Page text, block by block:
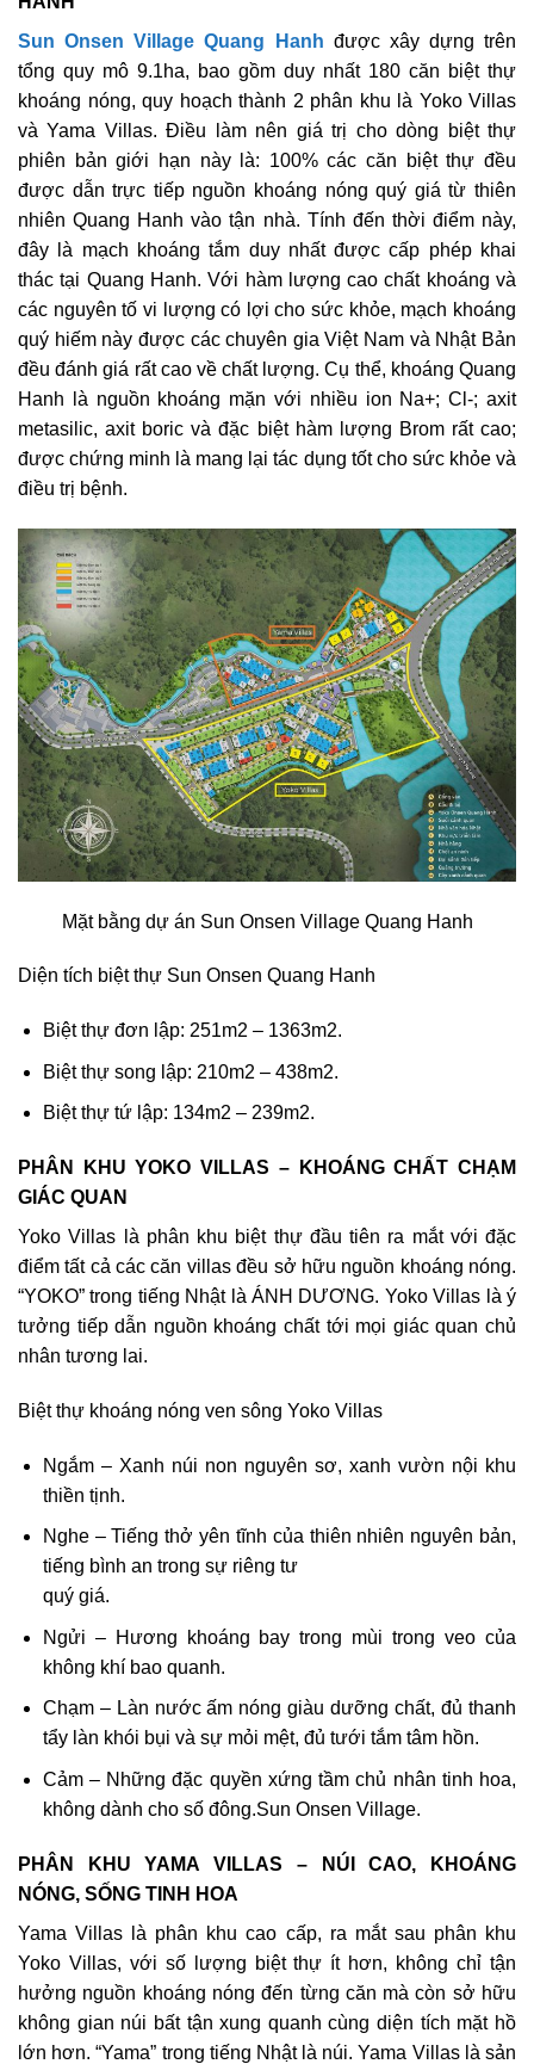
Sun Onsen Village Quang Hanh được xây dựng trên
tổng quy mô 9.1ha, bao gồm duy nhất 180 căn biệt thự
khoáng nóng, quy hoạch thành 2 phân khu là Yoko Villas
và Yama Villas. Điều làm nên giá trị cho dòng biệt thự
phiên bản giới hạn này là: 100% các căn biệt thự đều
được dẫn trực tiếp nguồn khoáng nóng quý giá từ thiên
nhiên Quang Hanh vào tận nhà. Tính đến thời điểm này,
đây là mạch khoáng tắm duy nhất được cấp phép khai
thác tại Quang Hanh. Với hàm lượng cao chất khoáng và
các nguyên tố vi lượng có lợi cho sức khỏe, mạch khoáng
quý hiếm này được các chuyên gia Việt Nam và Nhật Bản
đều đánh giá rất cao về chất lượng. Cụ thể, khoáng Quang
Hanh là nguồn khoáng mặn với nhiều ion Na+; Cl-; axit
metasilic, axit boric và đặc biệt hàm lượng Brom rất cao;
được chứng minh là mang lại tác dụng tốt cho sức khỏe và
điều trị bệnh.
Mặt bằng dự án Sun Onsen Village Quang Hanh
Diện tích biệt thự Sun Onsen Quang Hanh
Biệt thự đơn lập: 251m2 – 1363m2.
Biệt thự song lập: 210m2 – 438m2.
Biệt thự tứ lập: 134m2 – 239m2.
PHÂN KHU YOKO VILLAS – KHOÁNG CHẤT CHẠM
GIÁC QUAN
Yoko Villas là phân khu biệt thự đầu tiên ra mắt với đặc
điểm tất cả các căn villas đều sở hữu nguồn khoáng nóng.
“YOKO” trong tiếng Nhật là ÁNH DƯƠNG. Yoko Villas là ý
tưởng tiếp dẫn nguồn khoáng chất tới mọi giác quan chủ
nhân tương lai.
Biệt thự khoáng nóng ven sông Yoko Villas
Ngắm – Xanh núi non nguyên sơ, xanh vườn nội khu
thiền tịnh.
Nghe – Tiếng thở yên tĩnh của thiên nhiên nguyên bản,
tiếng bình an trong sự riêng tư
quý giá.
Ngửi – Hương khoáng bay trong mùi trong veo của
không khí bao quanh.
Chạm – Làn nước ấm nóng giàu dưỡng chất, đủ thanh
tẩy làn khói bụi và sự mỏi mệt, đủ tưới tắm tâm hồn.
Cảm – Những đặc quyền xứng tầm chủ nhân tinh hoa,
không dành cho số đông.Sun Onsen Village.
PHÂN KHU YAMA VILLAS – NÚI CAO, KHOÁNG
NÓNG, SỐNG TINH HOA
Yama Villas là phân khu cao cấp, ra mắt sau phân khu
Yoko Villas, với số lượng biệt thự ít hơn, không chỉ tận
hưởng nguồn khoáng nóng đến từng căn mà còn sở hữu
không gian núi bất tận xung quanh cùng diện tích mặt hồ
lớn hơn. “Yama” trong tiếng Nhật là núi. Yama Villas là sản